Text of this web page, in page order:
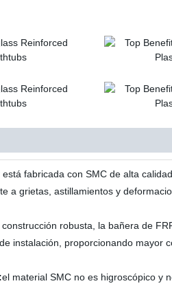
está fabricada con SMC de alta
a grietas, astillamientos y
robusta, la bañera de
instalación, proporcionando mayor
el material SMC no es higroscópico y